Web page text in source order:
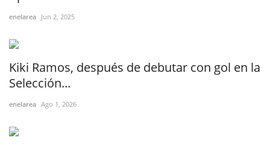
enelarea Jun 2, 2025
Kiki Ramos, después de debutar con gol en la
Selección...
enelarea Ago 1, 2026